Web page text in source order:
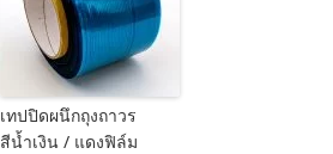
เทปปิดผนึกถุงถาวร
สีน้ำเงิน / แดงฟิล์ม